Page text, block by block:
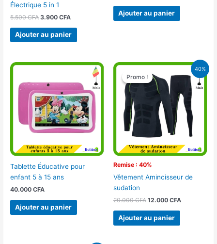
Électrique 5 in 1
5.500CFA 3.900CFA
Ajouter au panier
Ajouter au panier
Tablette Éducative pour
enfant 5 à 15 ans
40.000CFA
Ajouter au panier
40%
Promo !
Remise : 40%
Promo !
Vêtement Amincisseur de
sudation
20.000CFA
Le
prix
initial
était :
20.000 CFA.
12.000 CFA
Le
prix
actuel
est :
12.000 CFA.
Ajouter au panier